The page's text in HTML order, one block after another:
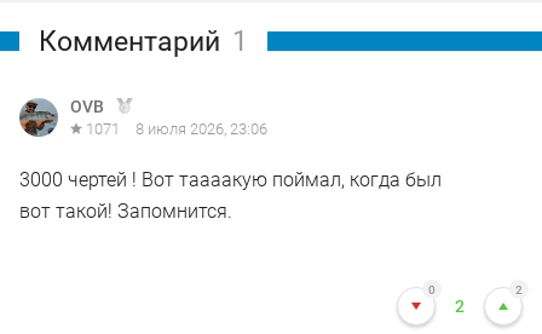
Комментарий 1
OVB
1071 8 июля 2026, 23:06
3000 чертей ! Вот таааакую поймал, когда был
вот такой! Запомнится.
0
2
2